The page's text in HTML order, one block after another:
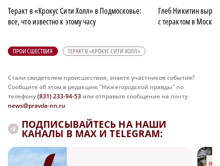
Теракт в «Крокус Сити Холл» в Подмосковье:
все, что известно к этому часу
Глеб Никитин
с терактом в Москве
ПРОИСШЕСТВИЯ ТЕРАКТ В «КРОКУС СИТИ ХОЛЛ»
Стали свидетелем происшествия, знаете участников события?
Сообщите об этом в редакцию "Нижегородской правды" по
телефону(831) 233-94-53 или отправьте сообщение на почту
news@pravda-nn.ru
ПОДПИСЫВАЙТЕСЬ НА НАШИ
КАНАЛЫ В MAX И TELEGRAM: